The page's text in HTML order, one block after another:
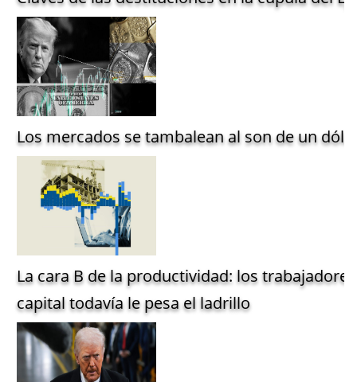
Los mercados se tambalean al son de un
La cara B de la productividad: los
capital todavía le pesa el ladrillo